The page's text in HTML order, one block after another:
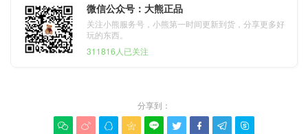
微信公众号：大熊正品
关注小熊服务号，小熊第一时间更新到货，分享更多好
玩的东西。
311816人已关注
分享到：
        